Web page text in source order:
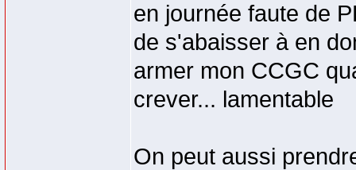
en journée faute de
de s'abaisser à en
armer mon CCGC
crever... lamentable
On peut aussi